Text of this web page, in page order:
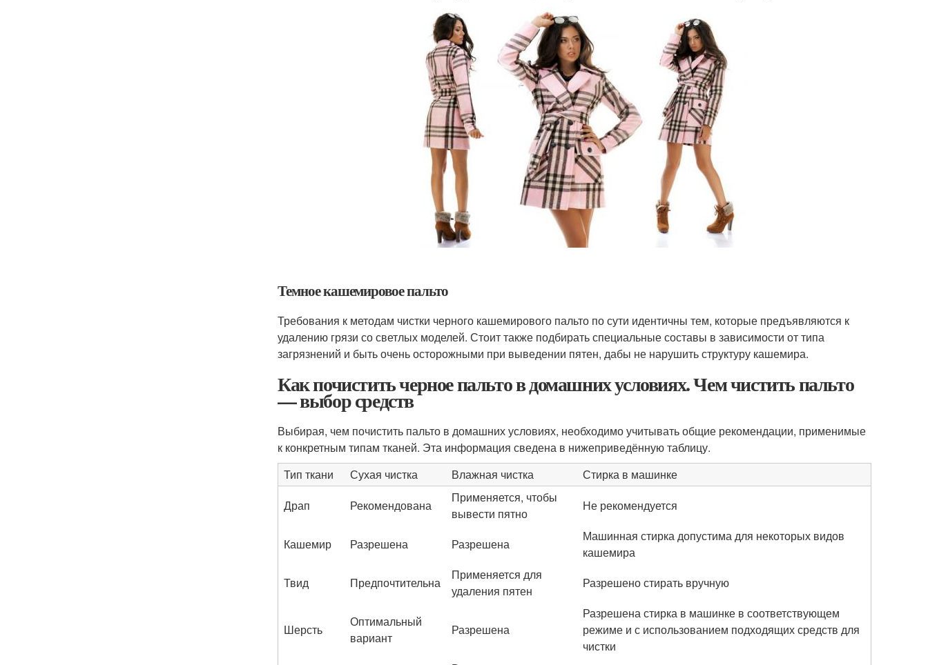
Темное кашемировое пальто
Требования к методам чистки черного кашемирового пальто по сути идентичны тем, которые предъявляются к
удалению грязи со светлых моделей. Стоит также подбирать специальные составы в зависимости от типа
загрязнений и быть очень осторожными при выведении пятен, дабы не нарушить структуру кашемира.
Как почистить черное пальто в домашних условиях. Чем чистить пальто
— выбор средств
Выбирая, чем почистить пальто в домашних условиях, необходимо учитывать общие рекомендации, применимые
к конкретным типам тканей. Эта информация сведена в нижеприведённую таблицу.
Тип ткани
Сухая чистка Влажная чистка
Стирка в машинке
Драп
Рекомендована
Применяется, чтобы
вывести пятно
Не рекомендуется
Кашемир Разрешена Разрешена
Машинная стирка допустима для некоторых видов
кашемира
Твид
Предпочтительна
Применяется для
удаления пятен
Разрешено стирать вручную
Шерсть
Оптимальный
вариант
Разрешена
Разрешена стирка в машинке в соответствующем
режиме и с использованием подходящих средств для
чистки